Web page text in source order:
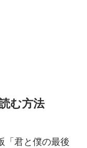
む方法
「君と僕の最後